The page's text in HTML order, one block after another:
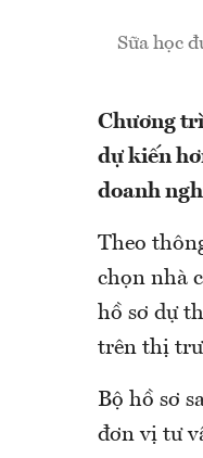
Sữa học
Chương
dự kiến
doanh
Theo
chọn nhà
hồ sơ dự
trên thị
Bộ hồ sơ
đơn vị tư